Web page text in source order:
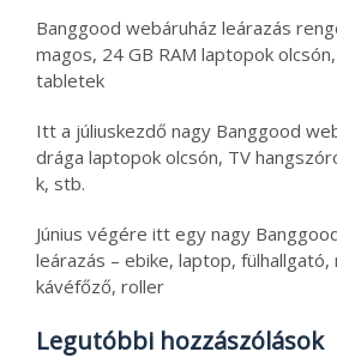
Banggood webáruház leárazás
magos, 24 GB RAM laptopok
tabletek
Itt a júliuskezdő nagy Banggood
drága laptopok olcsón, TV
k, stb.
Június végére itt egy nagy
leárazás – ebike, laptop,
kávéfőző, roller
Legutóbbi hozzászólások